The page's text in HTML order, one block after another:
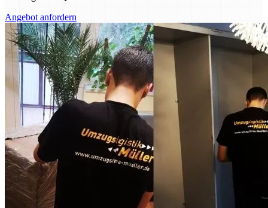
Angebot anfordern